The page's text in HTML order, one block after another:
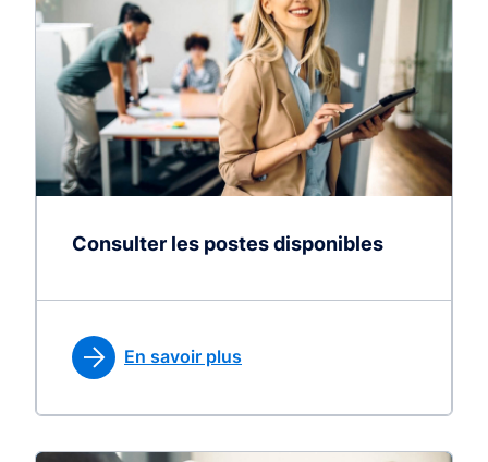
Consulter les postes disponibles
En savoir plus